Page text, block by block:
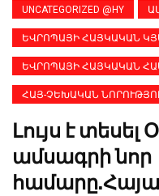
UNCATEGORIZED @HY
ԵՎՐՈՊԱՅԻ ՀԱՅԿԱԿԱՆ
ԵՎՐՈՊԱՅԻ ՀԱՅԿԱԿԱՆ
ՀԱՅ-ՉԵԽԱԿԱՆ
Լույս է
ամսագրի նոր